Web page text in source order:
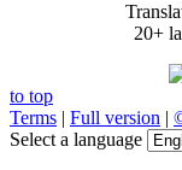
20+
to top
Terms | Full version |
Select a language